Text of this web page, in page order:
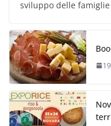
sviluppo delle